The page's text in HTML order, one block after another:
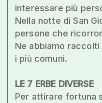
interessare più
Nella notte di San
persone che
Ne abbiamo
i più comuni.
LE 7 ERBE DIVERSE
Per attirare fortuna